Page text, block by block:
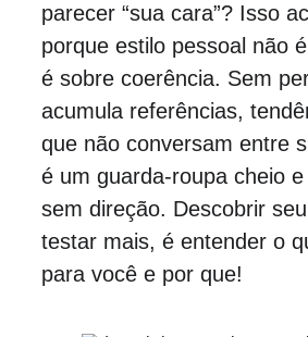
parecer “sua cara”? Isso
porque estilo pessoal não
é sobre coerência. Sem
acumula referências,
que não conversam entre
é um guarda-roupa cheio
sem direção. Descobrir
testar mais, é entender o
para você e por que!